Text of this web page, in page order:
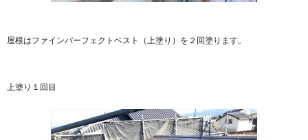
屋根はファインパーフェクトベスト（上塗り）を２回塗ります。
上塗り１回目